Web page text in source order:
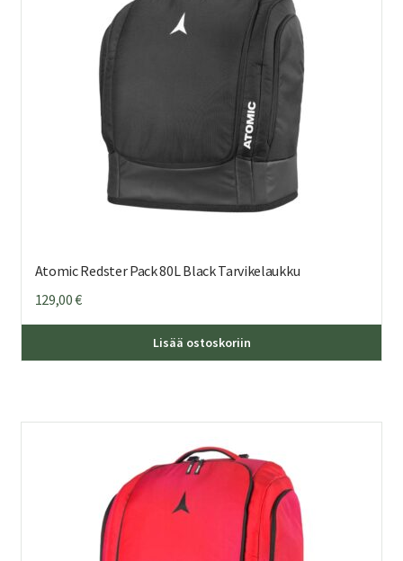
Atomic Redster Pack 80L Black Tarvikelaukku
129,00€
Lisää ostoskoriin